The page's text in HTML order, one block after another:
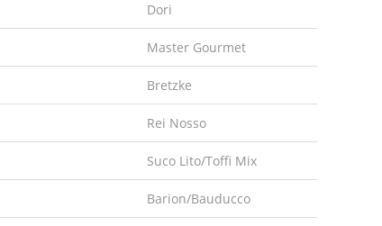
Dori
Master Gourmet
Bretzke
Rei Nosso
Suco Lito/Toffi Mix
Barion/Bauducco